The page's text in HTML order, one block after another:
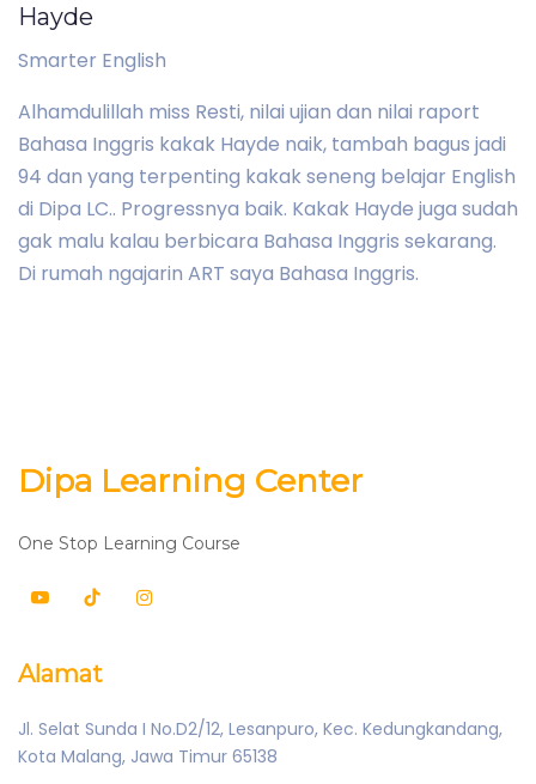
Hayde
Smarter English
Alhamdulillah miss Resti, nilai ujian dan nilai raport
Bahasa Inggris kakak Hayde naik, tambah bagus jadi
94 dan yang terpenting kakak seneng belajar English
di Dipa LC.. Progressnya baik. Kakak Hayde juga sudah
gak malu kalau berbicara Bahasa Inggris sekarang.
Di rumah ngajarin ART saya Bahasa Inggris.
Dipa Learning Center
One Stop Learning Course
Alamat
Jl. Selat Sunda I No.D2/12, Lesanpuro, Kec. Kedungkandang,
Kota Malang, Jawa Timur 65138